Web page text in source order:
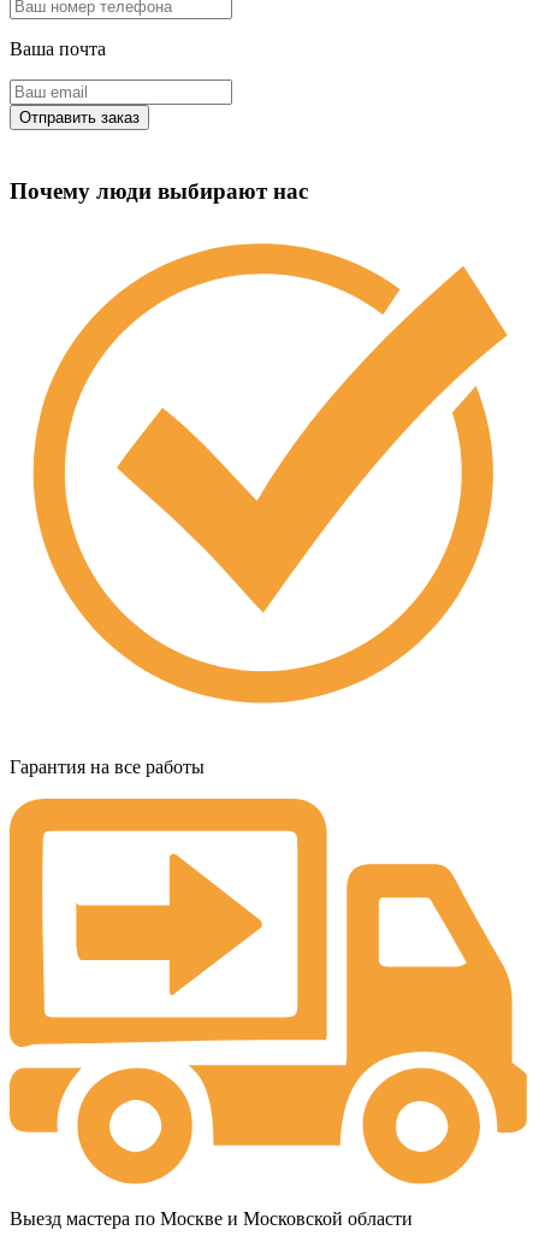
Ваша почта
Почему люди выбирают нас
Гарантия на все работы
Выезд мастера по Москве и Московской области